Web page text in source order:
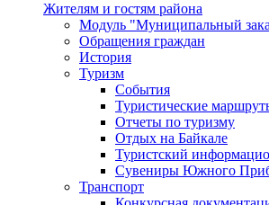
Жителям и гостям района
Модуль "Муниципальный
Обращения граждан
История
Туризм
События
Туристические
Отчеты по туризму
Отдых на Байкале
Туристский
Сувениры Южного
Транспорт